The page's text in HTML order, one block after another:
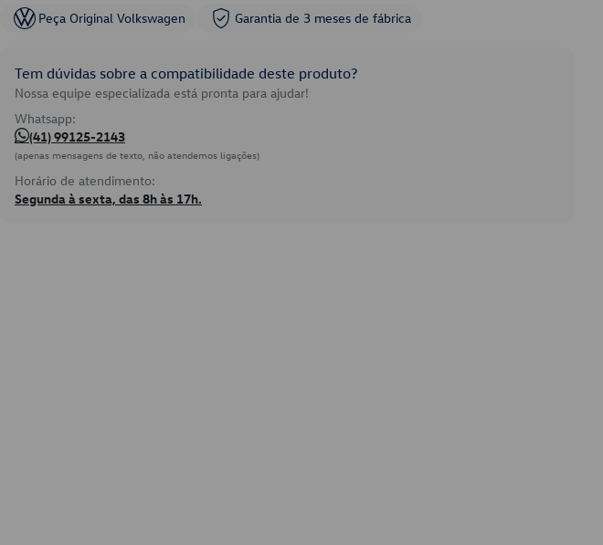
Peça Original Volkswagen Garantia de 3 meses de fábrica
Tem dúvidas sobre a compatibilidade deste produto?
Nossa equipe especializada está pronta para ajudar!
Whatsapp:
(41) 99125-2143
(apenas mensagens de texto, não atendemos ligações)
Horário de atendimento:
Segunda à sexta, das 8h às 17h.